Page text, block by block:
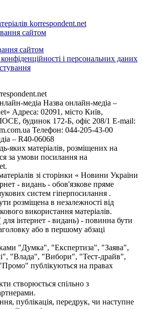
korrespondent.net
сайтом
сайтом
і персональних даних
медіа Назва онлайн-медіа –
Адреса: 02091, місто Київ,
будинок 172-Б, офіс 208/1 E-mail:
Телефон: 044-205-43-00
– R40-06068
яких матеріалів, розміщених на
за умови посилання на
зі сторінки « Новини України
- видань - обов'язкове пряме
систем гіперпосилання .
розміщена в незалежності від
використання матеріалів.
для інтернет - видань) - повинна бути
або в першому абзаці
"Думка", "Експертиза", "Заява",
"Влада", "Вибори", "Тест-драйв",
публікуються на правах
створюється спільно з
публікація, передрук, чи наступне